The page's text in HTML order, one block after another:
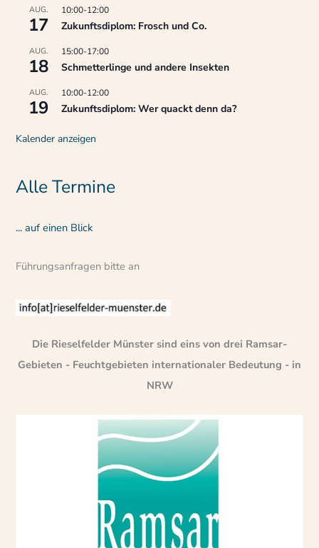
AUG.
17
10:00-12:00
Zukunftsdiplom: Frosch und Co.
AUG.
18
15:00-17:00
Schmetterlinge und andere Insekten
AUG.
19
10:00-12:00
Zukunftsdiplom: Wer quackt denn da?
Kalender anzeigen
Alle Termine
... auf einen Blick
Führungsanfragen bitte an
Die Rieselfelder Münster sind eins von drei Ramsar-
Gebieten - Feuchtgebieten internationaler Bedeutung - in
NRW